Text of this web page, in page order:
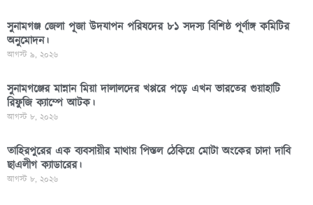
সুনামগঞ্জ জেলা পূজা উদযাপন পরিষদের ৮১ সদস্য বিশিষ্ঠ পূর্ণাঙ্গ কমিটির
অনুমোদন।
আগস্ট ৯, ২০২৬
সুনামগঞ্জের মান্নান মিয়া দালালদের খপ্পরে পড়ে এখন ভারতের গুয়াহাটি
রিফুজি ক্যাম্পে আটক।
আগস্ট ৮, ২০২৬
তাহিরপুরের এক ব্যবসায়ীর মাথায় পিস্তল ঠেকিয়ে মোটা অংকের চাদা দাবি
ছাএলীগ ক্যাডারের।
আগস্ট ৮, ২০২৬